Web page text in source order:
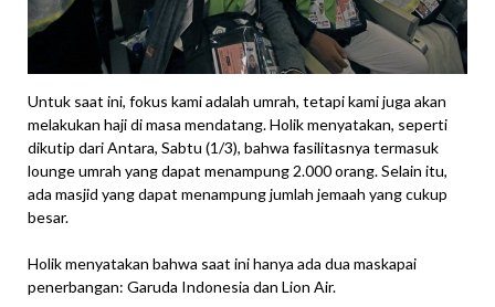
Untuk saat ini, fokus kami adalah umrah, tetapi kami juga akan
melakukan haji di masa mendatang. Holik menyatakan, seperti
dikutip dari Antara, Sabtu (1/3), bahwa fasilitasnya termasuk
lounge umrah yang dapat menampung 2.000 orang. Selain itu,
ada masjid yang dapat menampung jumlah jemaah yang cukup
besar.
Holik menyatakan bahwa saat ini hanya ada dua maskapai
penerbangan: Garuda Indonesia dan Lion Air.